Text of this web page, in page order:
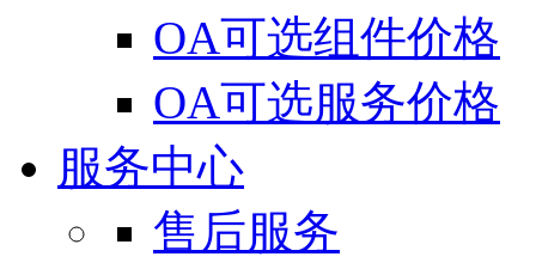
OA可选组件价格
OA可选服务价格
服务中心
售后服务